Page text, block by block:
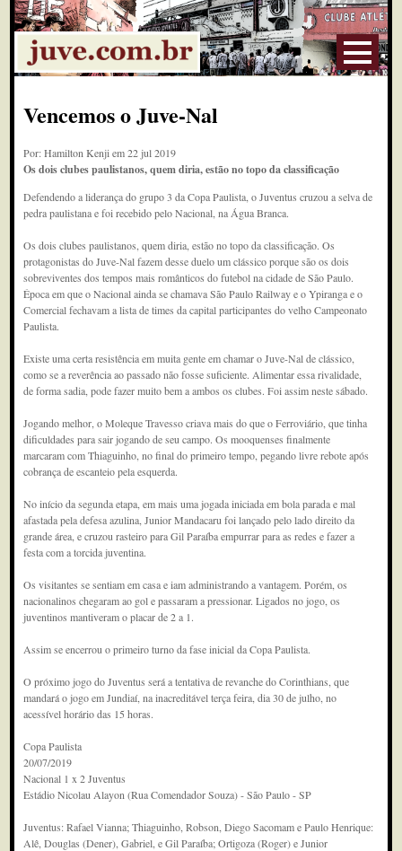
Vencemos o Juve-Nal
Por: Hamilton Kenji em 22 jul 2019
Os dois clubes paulistanos, quem diria, estão no topo da classificação
Defendendo a liderança do grupo 3 da Copa Paulista, o Juventus cruzou a selva de
pedra paulistana e foi recebido pelo Nacional, na Água Branca.
Os dois clubes paulistanos, quem diria, estão no topo da classificação. Os
protagonistas do Juve-Nal fazem desse duelo um clássico porque são os dois
sobreviventes dos tempos mais românticos do futebol na cidade de São Paulo.
Época em que o Nacional ainda se chamava São Paulo Railway e o Ypiranga e o
Comercial fechavam a lista de times da capital participantes do velho Campeonato
Paulista.
Existe uma certa resistência em muita gente em chamar o Juve-Nal de clássico,
como se a reverência ao passado não fosse suficiente. Alimentar essa rivalidade,
de forma sadia, pode fazer muito bem a ambos os clubes. Foi assim neste sábado.
Jogando melhor, o Moleque Travesso criava mais do que o Ferroviário, que tinha
dificuldades para sair jogando de seu campo. Os mooquenses finalmente
marcaram com Thiaguinho, no final do primeiro tempo, pegando livre rebote após
cobrança de escanteio pela esquerda.
No início da segunda etapa, em mais uma jogada iniciada em bola parada e mal
afastada pela defesa azulina, Junior Mandacaru foi lançado pelo lado direito da
grande área, e cruzou rasteiro para Gil Paraíba empurrar para as redes e fazer a
festa com a torcida juventina.
Os visitantes se sentiam em casa e iam administrando a vantagem. Porém, os
nacionalinos chegaram ao gol e passaram a pressionar. Ligados no jogo, os
juventinos mantiveram o placar de 2 a 1.
Assim se encerrou o primeiro turno da fase inicial da Copa Paulista.
O próximo jogo do Juventus será a tentativa de revanche do Corinthians, que
mandará o jogo em Jundiaí, na inacreditável terça feira, dia 30 de julho, no
acessível horário das 15 horas.
Copa Paulista
20/07/2019
Nacional 1 x 2 Juventus
Estádio Nicolau Alayon (Rua Comendador Souza) - São Paulo - SP
Juventus: Rafael Vianna; Thiaguinho, Robson, Diego Sacomam e Paulo Henrique:
Alê, Douglas (Dener), Gabriel, e Gil Paraíba; Ortigoza (Roger) e Junior